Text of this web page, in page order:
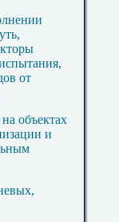
от
объектах
и